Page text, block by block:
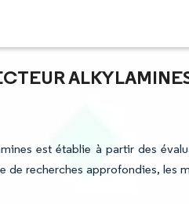
est établie à partir des
recherches approfondies, les